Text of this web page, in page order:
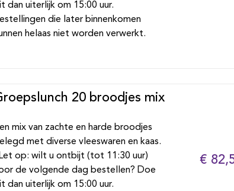
dan uiterlijk om 15:00 uur.
die later binnenkomen
helaas niet worden verwerkt.
20 broodjes mix
mix van zachte en harde broodjes
met diverse vleeswaren en kaas.
op: wilt u ontbijt (tot 11:30 uur)
de volgende dag bestellen? Doe
dan uiterlijk om 15:00 uur.
€